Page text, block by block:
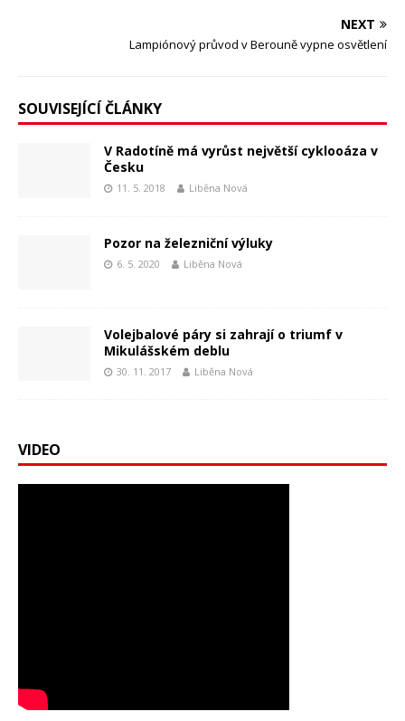
NEXT
Lampiónový průvod v Berouně vypne osvětlení
SOUVISEJÍCÍ ČLÁNKY
V Radotíně má vyrůst největší cyklooáza v
Česku
11. 5. 2018 Liběna Nová
Pozor na železniční výluky
6. 5. 2020 Liběna Nová
Volejbalové páry si zahrají o triumf v
Mikulášském deblu
30. 11. 2017 Liběna Nová
VIDEO